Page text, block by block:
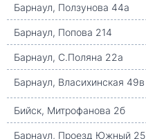
Барнаул, Ползунова 44а
Барнаул, Попова 214
Барнаул, С.Поляна 22а
Барнаул, Власихинская 49в
Бийск, Митрофанова 2б
Барнаул, Проезд Южный 25